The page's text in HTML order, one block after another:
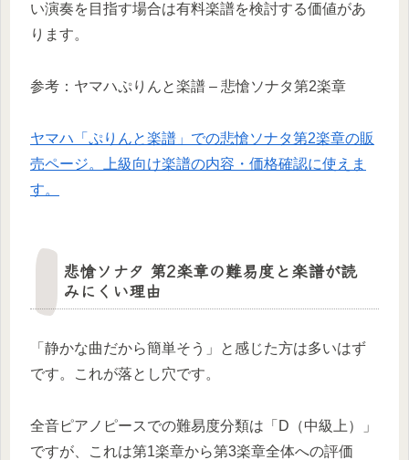
い演奏を目指す場合は有料楽譜を検討する価値があ
ります。
参考：ヤマハぷりんと楽譜 – 悲愴ソナタ第2楽章
ヤマハ「ぷりんと楽譜」での悲愴ソナタ第2楽章の販
売ページ。上級向け楽譜の内容・価格確認に使えま
す。
悲愴ソナタ 第2楽章の難易度と楽譜が読
みにくい理由
「静かな曲だから簡単そう」と感じた方は多いはず
です。これが落とし穴です。
全音ピアノピースでの難易度分類は「D（中級上）」
ですが、これは第1楽章から第3楽章全体への評価